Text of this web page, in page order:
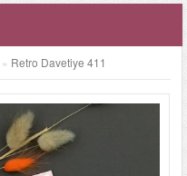
» Retro Davetiye 411